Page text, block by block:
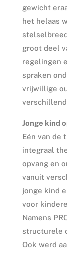
gewicht
het helaas
groot deel
regelingen
spraken
vrijwillige
Jonge kind
Eén van de
integraal
opvang en
vanuit
jonge kind
voor
Namens
structurele
Ook werd